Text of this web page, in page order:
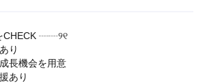
CHECK ┈┈୨୧
り
長機会を用意
あり